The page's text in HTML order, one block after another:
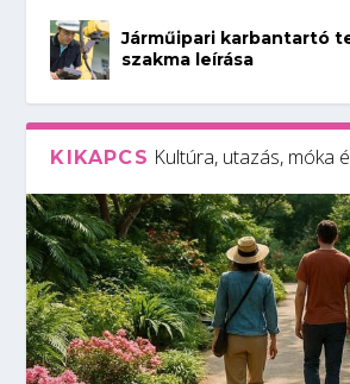
Járműipari karbantartó
szakma leírása
KIKAPCS Kultúra, utazás, móka